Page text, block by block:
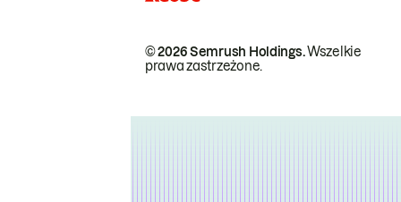
© 2026 Semrush Holdings.Wszelkie
prawa zastrzeżone.